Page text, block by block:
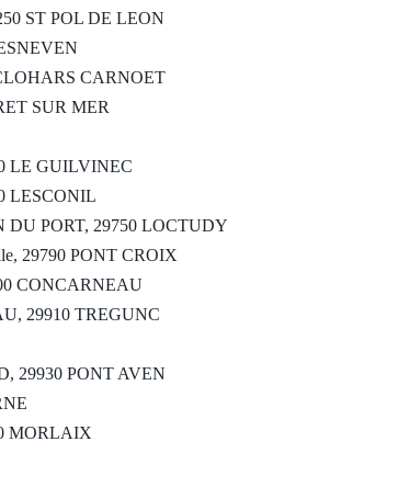
ST POL DE LEON
CARNOET
SUR MER
LE GUILVINEC
LESCONIL
DU PORT, 29750 LOCTUDY
29790 PONT CROIX
CONCARNEAU
29910 TREGUNC
29930 PONT AVEN
MORLAIX